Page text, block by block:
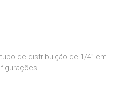
de distribuição de 1/4” em